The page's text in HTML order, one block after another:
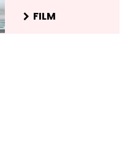
FILM